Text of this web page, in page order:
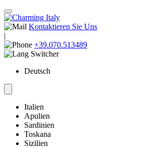
Kontaktieren Sie Uns
|
+39.070.513489
Deutsch
Italien
Apulien
Sardinien
Toskana
Sizilien